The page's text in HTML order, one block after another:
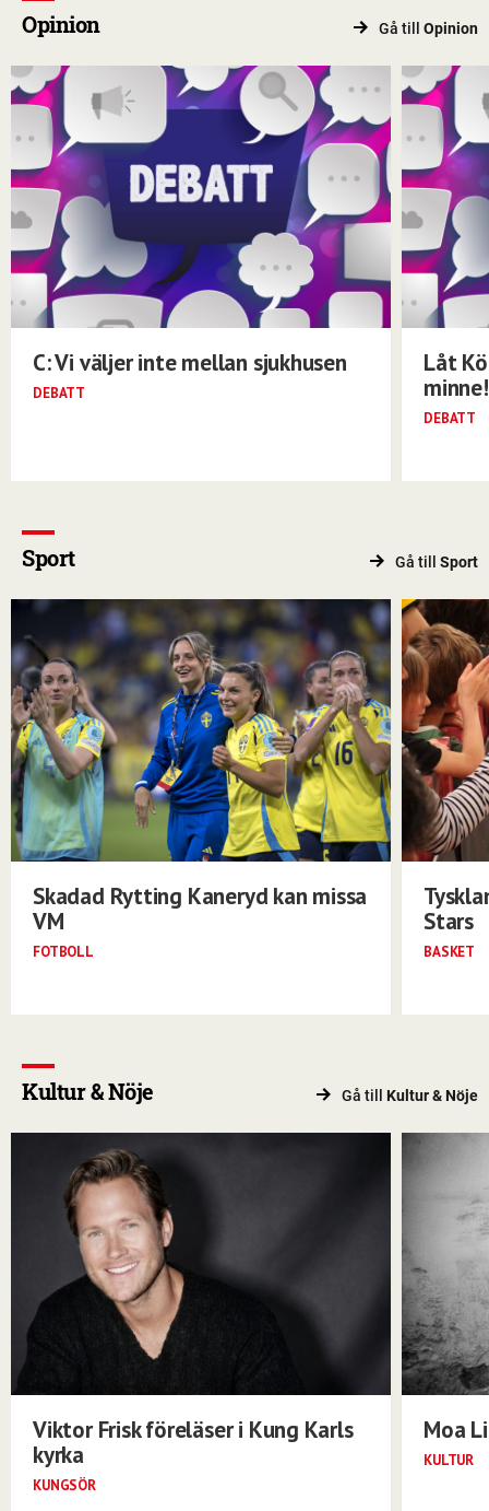
Opinion Gå till Opinion
C: Vi väljer inte mellan sjukhusen
DEBATT
Låt
minne!
DEBATT
Sport Gå till Sport
Skadad Rytting Kaneryd kan missa
VM
FOTBOLL
Stars
BASKET
Kultur & Nöje Gå till Kultur & Nöje
Viktor Frisk föreläser i Kung Karls
kyrka
KUNGSÖR
Moa
KULTUR